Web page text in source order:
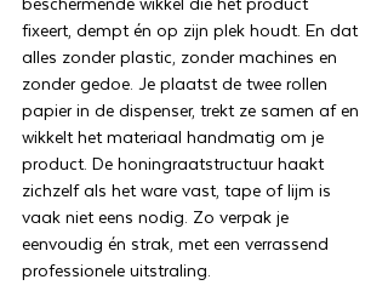
fixeert, dempt én op zijn plek houdt. En dat
alles zonder plastic, zonder machines en
zonder gedoe. Je plaatst de twee rollen
papier in de dispenser, trekt ze samen af en
wikkelt het materiaal handmatig om je
product. De honingraatstructuur haakt
zichzelf als het ware vast, tape of lijm is
vaak niet eens nodig. Zo verpak je
eenvoudig én strak, met een verrassend
professionele uitstraling.